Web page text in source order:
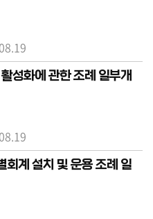
성화에 관한 조례 일부개
회계 설치 및 운용 조례 일